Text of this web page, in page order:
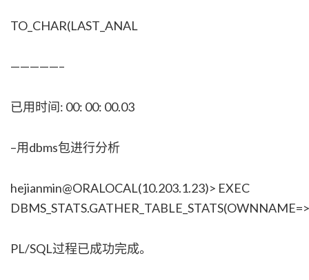
TO_CHAR(LAST_ANAL
—————–
已用时间: 00: 00: 00.03
–用dbms包进行分析
hejianmin@ORALOCAL(10.203.1.23)> EXEC
PL/SQL过程已成功完成。